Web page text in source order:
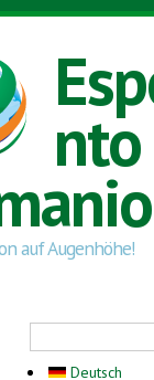
auf Augenhöhe!
Deutsch